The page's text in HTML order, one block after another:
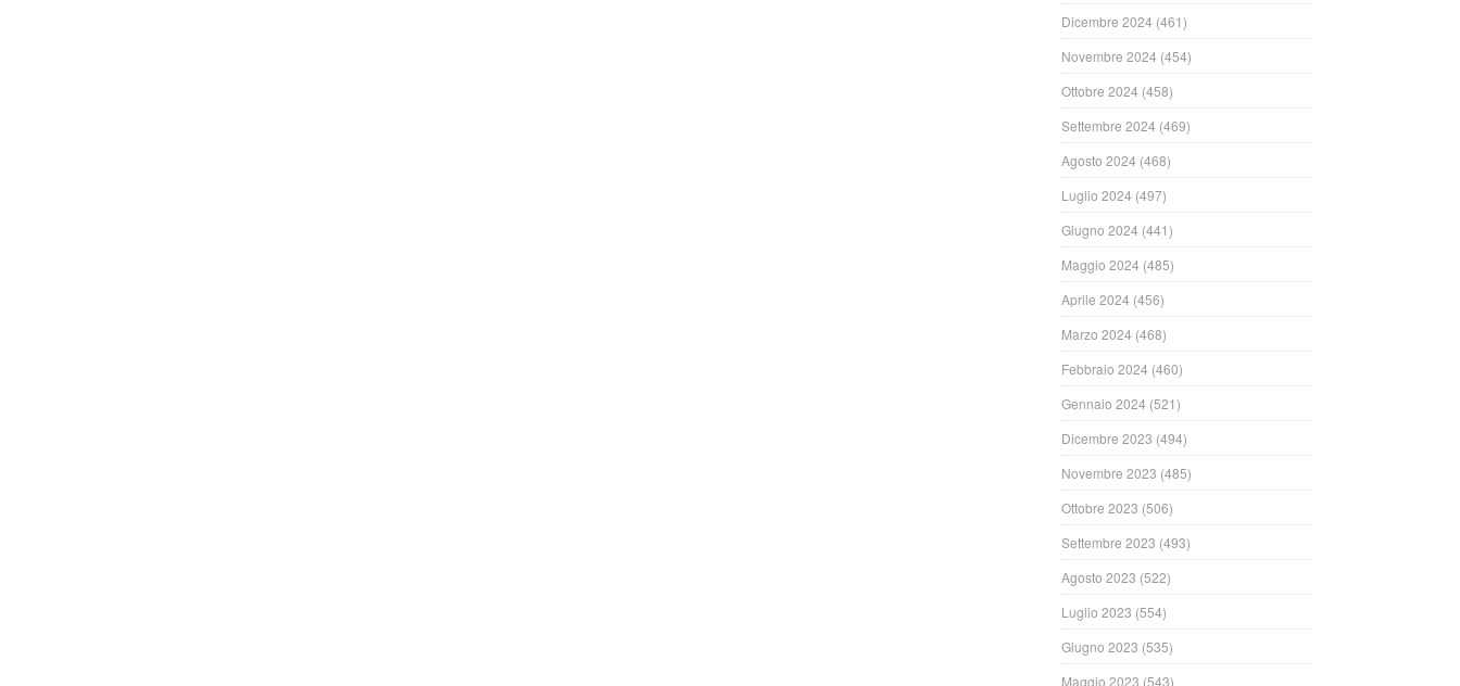
Dicembre 2024 (461)
Novembre 2024 (454)
Ottobre 2024 (458)
Settembre 2024 (469)
Agosto 2024 (468)
Luglio 2024 (497)
Giugno 2024 (441)
Maggio 2024 (485)
Aprile 2024 (456)
Marzo 2024 (468)
Febbraio 2024 (460)
Gennaio 2024 (521)
Dicembre 2023 (494)
Novembre 2023 (485)
Ottobre 2023 (506)
Settembre 2023 (493)
Agosto 2023 (522)
Luglio 2023 (554)
Giugno 2023 (535)
Maggio 2023 (543)